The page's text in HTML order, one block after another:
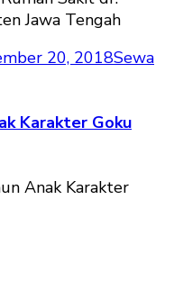
20, 2018Sewa
Karakter Goku